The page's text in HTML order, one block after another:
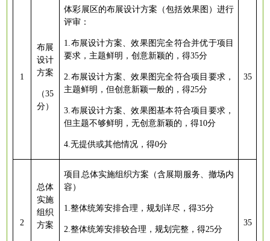
1
布展
设计
方案
（35
分）
体彩展区的布展设计方案（包括效果图）进行
评审：
1.布展设计方案、效果图完全符合并优于项目
要求，主题鲜明，创意新颖的，得35分
2.布展设计方案、效果图完全符合项目要求，
主题鲜明，但创意新颖一般的，得25分
3.布展设计方案、效果图基本符合项目要求，
但主题不够鲜明，无创意新颖的，得10分
4.无提供或其他情况，得0分
35
2
总体
实施
组织
方案
项目总体实施组织方案（含展期服务、撤场内
容）
1.整体统筹安排合理，规划详尽，得35分
2.整体统筹安排较合理，规划完整，得25分
35